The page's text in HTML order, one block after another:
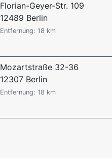
Florian-Geyer-Str. 109
12489 Berlin
Entfernung: 18 km
Mozartstraße 32-36
12307 Berlin
Entfernung: 18 km